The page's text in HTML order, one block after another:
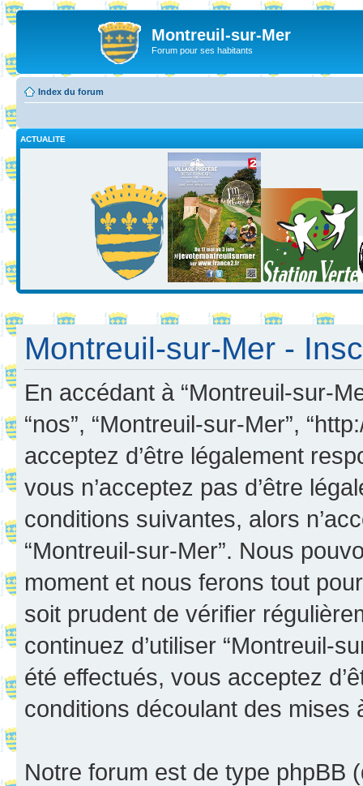
Montreuil-sur-Mer
Forum pour ses habitants
Index du forum
ACTUALITE
Montreuil-sur-Mer -
En accédant à “Montreuil-sur-
“nos”, “Montreuil-sur-Mer”,
acceptez d’être légalement
vous n’acceptez pas d’être
conditions suivantes, alors
“Montreuil-sur-Mer”. Nous
moment et nous ferons tout
soit prudent de vérifier
continuez d’utiliser “Montreuil-
été effectués, vous acceptez
conditions découlant des mises
Notre forum est de type phpBB